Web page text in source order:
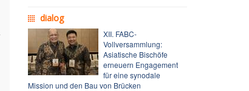
dialog
XII. FABC-
Vollversammlung:
Asiatische Bischöfe
erneuern Engagement
für eine synodale
Mission und den Bau von Brücken